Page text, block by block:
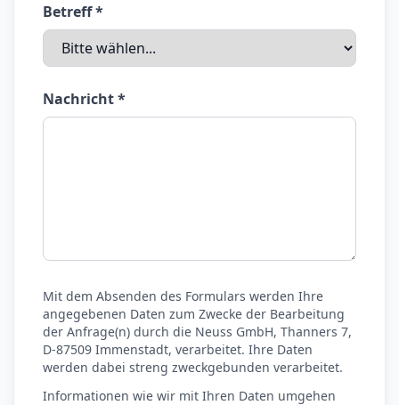
Betreff *
Nachricht *
Mit dem Absenden des Formulars werden Ihre
angegebenen Daten zum Zwecke der Bearbeitung
der Anfrage(n) durch die Neuss GmbH, Thanners 7,
D-87509 Immenstadt, verarbeitet. Ihre Daten
werden dabei streng zweckgebunden verarbeitet.
Informationen wie wir mit Ihren Daten umgehen